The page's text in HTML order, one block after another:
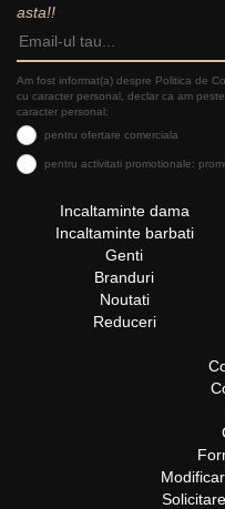
asta!!
Am fost informat(a) despre Politica de
cu caracter personal, declar ca am
caracter personal:
pentru ofertare comerciala
pentru activitati promotionale:
Incaltaminte dama
Incaltaminte barbati
Genti
Branduri
Noutati
Reduceri